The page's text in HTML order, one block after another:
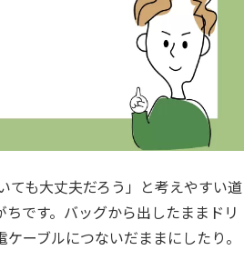
ても大丈夫だろう」と考えやすい道
です。バッグから出したままドリ
ーブルにつないだままにしたり。